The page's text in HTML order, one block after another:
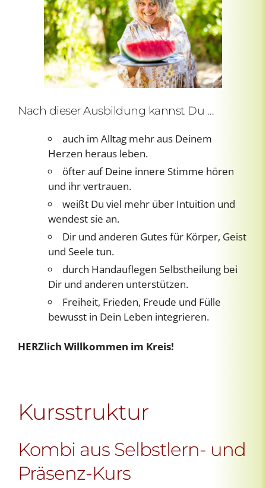
Nach dieser Ausbildung kannst Du …
auch im Alltag mehr aus Deinem
Herzen heraus leben.
öfter auf Deine innere Stimme hören
und ihr vertrauen.
weißt Du viel mehr über Intuition und
wendest sie an.
Dir und anderen Gutes für Körper, Geist
und Seele tun.
durch Handauflegen Selbstheilung bei
Dir und anderen unterstützen.
Freiheit, Frieden, Freude und Fülle
bewusst in Dein Leben integrieren.
HERZlich Willkommen im Kreis!
Kursstruktur
Kombi aus Selbstlern- und
Präsenz-Kurs